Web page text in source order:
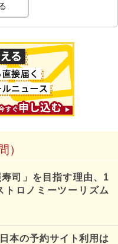
）
司」を目指す理由、1
トロノミーツーリズム
本の予約サイト利用は